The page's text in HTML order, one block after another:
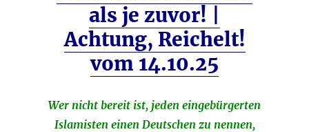
als je zuvor! |
Achtung, Reichelt!
vom 14.10.25
Wer nicht bereit ist, jeden eingebürgerten
Islamisten einen Deutschen zu nennen,